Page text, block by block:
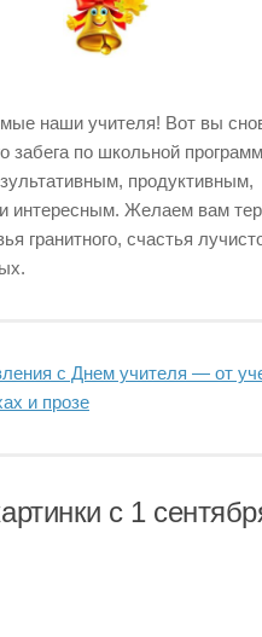
наши учителя! Вот вы
забега по школьной
продуктивным,
интересным. Желаем вам
гранитного, счастья
с Днем учителя — от
и прозе
с 1